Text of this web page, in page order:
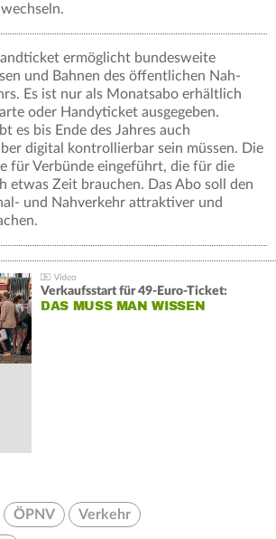
ermöglicht bundesweite
und Bahnen des öffentlichen Nah-
Es ist nur als Monatsabo erhältlich
oder Handyticket ausgegeben.
es bis Ende des Jahres auch
digital kontrollierbar sein müssen. Die
für Verbünde eingeführt, die für die
etwas Zeit brauchen. Das Abo soll den
und Nahverkehr attraktiver und
Verkaufsstart für 49-Euro-Ticket:
DAS MUSS MAN WISSEN
ÖPNV Verkehr